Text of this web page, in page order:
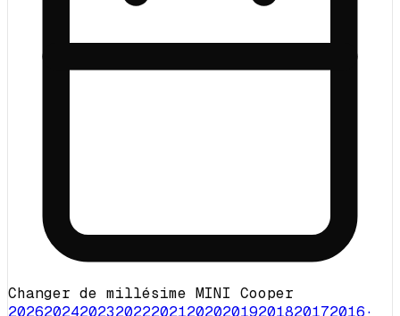
Changer de millésime MINI Cooper